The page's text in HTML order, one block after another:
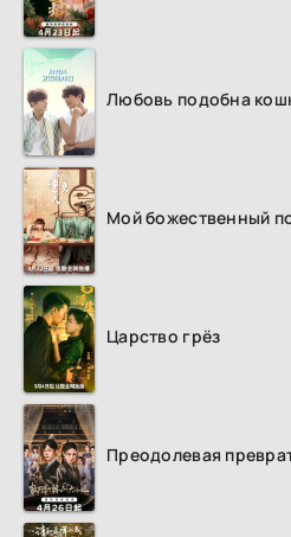
Любовь подобна
Мой божественный
Царство грёз
Преодолевая